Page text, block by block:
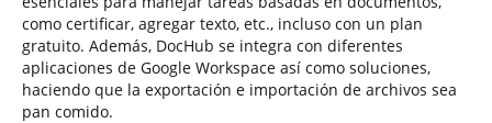
como certificar, agregar texto, etc., incluso con un plan
gratuito. Además, DocHub se integra con diferentes
aplicaciones de Google Workspace así como soluciones,
haciendo que la exportación e importación de archivos sea
pan comido.